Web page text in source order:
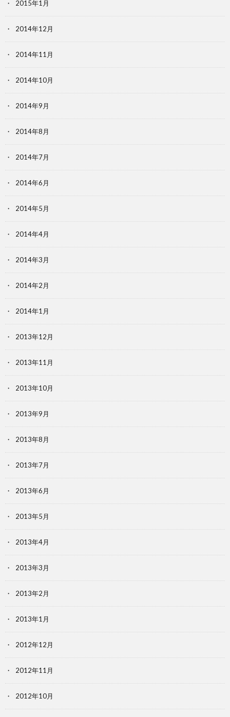
2015年1月
2014年12月
2014年11月
2014年10月
2014年9月
2014年8月
2014年7月
2014年6月
2014年5月
2014年4月
2014年3月
2014年2月
2014年1月
2013年12月
2013年11月
2013年10月
2013年9月
2013年8月
2013年7月
2013年6月
2013年5月
2013年4月
2013年3月
2013年2月
2013年1月
2012年12月
2012年11月
2012年10月